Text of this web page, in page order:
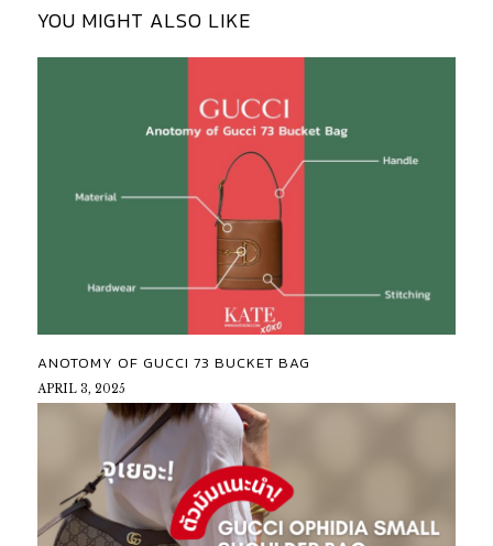
YOU MIGHT ALSO LIKE
ANOTOMY OF GUCCI 73 BUCKET BAG
APRIL 3, 2025